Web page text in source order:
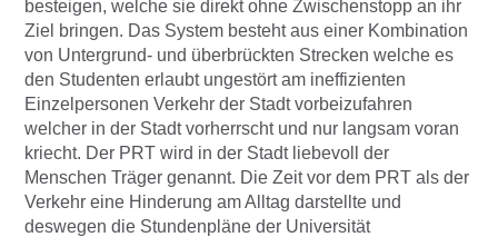
besteigen, welche sie direkt ohne Zwischenstopp an ihr
Ziel bringen. Das System besteht aus einer Kombination
von Untergrund- und überbrückten Strecken welche es
den Studenten erlaubt ungestört am ineffizienten
Einzelpersonen Verkehr der Stadt vorbeizufahren
welcher in der Stadt vorherrscht und nur langsam voran
kriecht. Der PRT wird in der Stadt liebevoll der
Menschen Träger genannt. Die Zeit vor dem PRT als der
Verkehr eine Hinderung am Alltag darstellte und
deswegen die Stundenpläne der Universität